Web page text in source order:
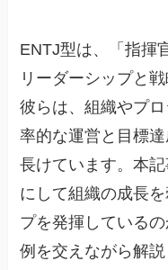
ENTJ型は、「指揮
リーダーシップと
彼らは、組織やプ
率的な運営と目標
長けています。本
にして組織の成長
プを発揮している
例を交えながら解説